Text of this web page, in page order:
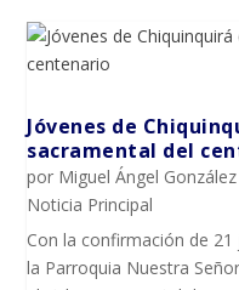
Jóvenes de
sacramental del
por Miguel Ángel
Noticia Principal
Con la confirmación de
la Parroquia Nuestra